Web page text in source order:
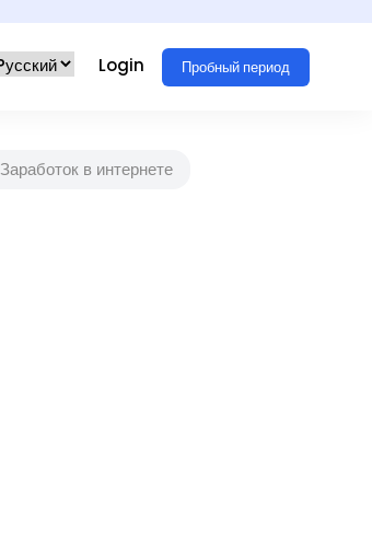
Login Пробный период
Заработок в интернете